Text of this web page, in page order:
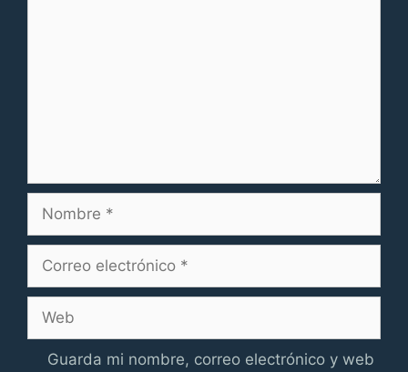
Nombre
Correo
Web
Guarda mi nombre, correo electrónico y web